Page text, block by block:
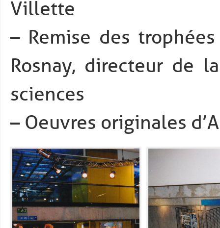
Villette
– Remise des
Rosnay, directeur de
sciences
– Oeuvres originales